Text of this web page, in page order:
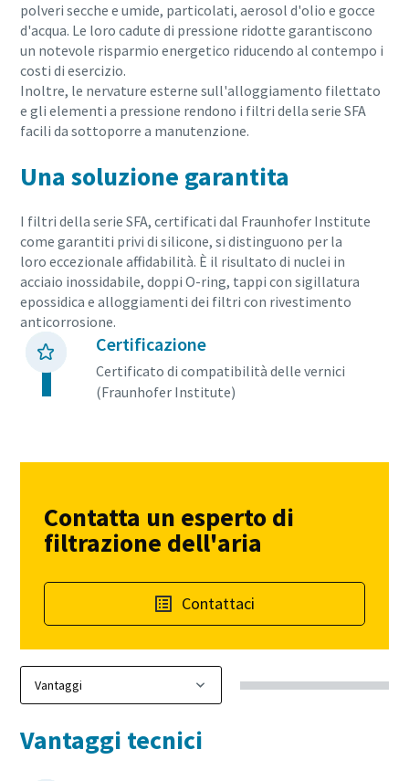
polveri secche e umide, particolati, aerosol d'olio e gocce
d'acqua. Le loro cadute di pressione ridotte garantiscono
un notevole risparmio energetico riducendo al contempo i
costi di esercizio.
Inoltre, le nervature esterne sull'alloggiamento filettato
e gli elementi a pressione rendono i filtri della serie SFA
facili da sottoporre a manutenzione.
Una soluzione garantita
I filtri della serie SFA, certificati dal Fraunhofer Institute
come garantiti privi di silicone, si distinguono per la
loro eccezionale affidabilità. È il risultato di nuclei in
acciaio inossidabile, doppi O-ring, tappi con sigillatura
epossidica e alloggiamenti dei filtri con rivestimento
anticorrosione.
Certificazione
Certificato di compatibilità delle vernici
(Fraunhofer Institute)
Contatta un esperto di
filtrazione dell'aria
Contattaci
Vantaggi tecnici